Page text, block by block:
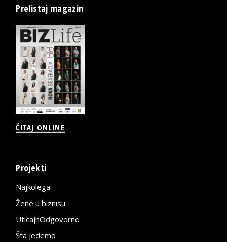
Prelistaj magazin
ČITAJ ONLINE
Projekti
Najkolega
Žene u biznisu
UticajnOdgovorno
Šta jedemo